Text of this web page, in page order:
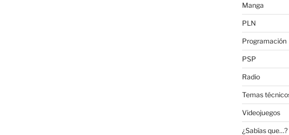
Manga
PLN
Programación
PSP
Radio
Temas
Videojuegos
¿Sabías que…?